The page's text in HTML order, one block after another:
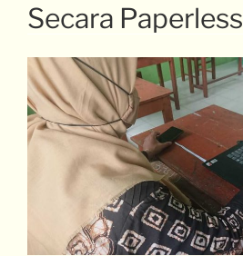
Secara Paperless